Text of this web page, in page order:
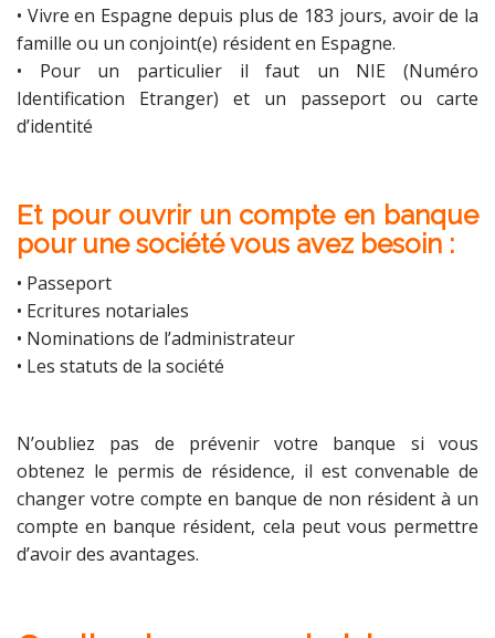
• Vivre en Espagne depuis plus de 183 jours, avoir de la
famille ou un conjoint(e) résident en Espagne.
• Pour un particulier il faut un NIE (Numéro
Identification Etranger) et un passeport ou carte
d’identité
Et pour ouvrir un compte en banque
pour une société vous avez besoin :
• Passeport
• Ecritures notariales
• Nominations de l’administrateur
• Les statuts de la société
N’oubliez pas de prévenir votre banque si vous
obtenez le permis de résidence, il est convenable de
changer votre compte en banque de non résident à un
compte en banque résident, cela peut vous permettre
d’avoir des avantages.